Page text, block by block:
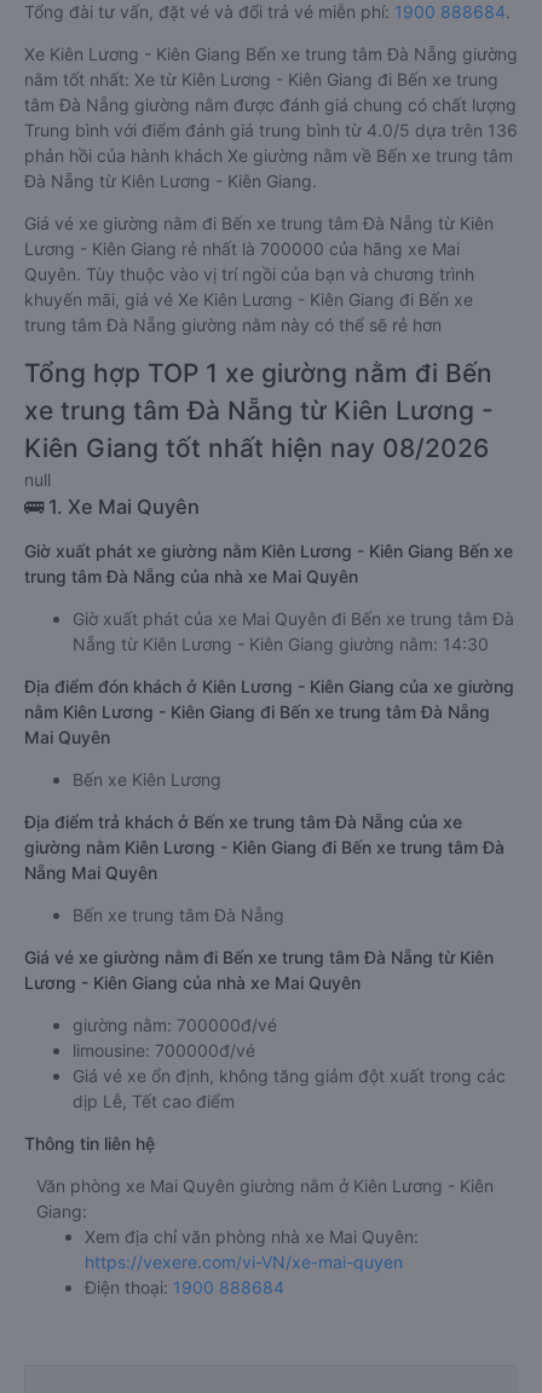
Tổng đài tư vấn, đặt vé và đổi trả vé miễn phí: 1900 888684.
Xe Kiên Lương - Kiên Giang Bến xe trung tâm Đà Nẵng giường
nằm tốt nhất: Xe từ Kiên Lương - Kiên Giang đi Bến xe trung
tâm Đà Nẵng giường nằm được đánh giá chung có chất lượng
Trung bình với điểm đánh giá trung bình từ 4.0/5 dựa trên 136
phản hồi của hành khách Xe giường nằm về Bến xe trung tâm
Đà Nẵng từ Kiên Lương - Kiên Giang.
Giá vé xe giường nằm đi Bến xe trung tâm Đà Nẵng từ Kiên
Lương - Kiên Giang rẻ nhất là 700000 của hãng xe Mai
Quyên. Tùy thuộc vào vị trí ngồi của bạn và chương trình
khuyến mãi, giá vé Xe Kiên Lương - Kiên Giang đi Bến xe
trung tâm Đà Nẵng giường nằm này có thể sẽ rẻ hơn
Tổng hợp TOP 1 xe giường nằm đi Bến
xe trung tâm Đà Nẵng từ Kiên Lương -
Kiên Giang tốt nhất hiện nay 08/2026
null
🚌 1. Xe Mai Quyên
Giờ xuất phát xe giường nằm Kiên Lương - Kiên Giang Bến xe
trung tâm Đà Nẵng của nhà xe Mai Quyên
Giờ xuất phát của xe Mai Quyên đi Bến xe trung tâm Đà
Nẵng từ Kiên Lương - Kiên Giang giường nằm: 14:30
Địa điểm đón khách ở Kiên Lương - Kiên Giang của xe giường
nằm Kiên Lương - Kiên Giang đi Bến xe trung tâm Đà Nẵng
Mai Quyên
Bến xe Kiên Lương
Địa điểm trả khách ở Bến xe trung tâm Đà Nẵng của xe
giường nằm Kiên Lương - Kiên Giang đi Bến xe trung tâm Đà
Nẵng Mai Quyên
Bến xe trung tâm Đà Nẵng
Giá vé xe giường nằm đi Bến xe trung tâm Đà Nẵng từ Kiên
Lương - Kiên Giang của nhà xe Mai Quyên
giường nằm: 700000đ/vé
limousine: 700000đ/vé
Giá vé xe ổn định, không tăng giảm đột xuất trong các
dịp Lễ, Tết cao điểm
Thông tin liên hệ
Văn phòng xe Mai Quyên giường nằm ở Kiên Lương - Kiên
Giang:
Xem địa chỉ văn phòng nhà xe Mai Quyên:
https://vexere.com/vi-VN/xe-mai-quyen
Điện thoại: 1900 888684